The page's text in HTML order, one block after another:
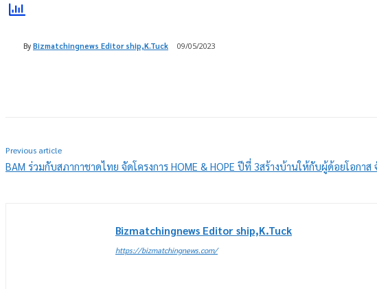
By Bizmatchingnews Editor ship,K.Tuck 09/05/2023
Previous article
BAM ร่วมกับสภากาชาดไทย จัดโครงการ HOME & HOPE ปีที่ 3สร้างบ้านให้กับผู้ด้อยโอกา
Bizmatchingnews Editor ship,K.Tuck
https://bizmatchingnews.com/